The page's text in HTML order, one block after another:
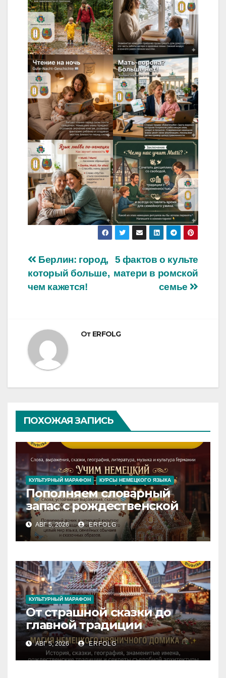
Навигация
по
5 фактов о культе
матери в ромской
семье
Берлин: город,
который больше,
чем кажется!
От ERFOLG
ПОХОЖАЯ ЗАПИСЬ
КУЛЬТУРНЫЙ МАРАФОН КУРСЫ НЕМЕЦКОГО ЯЗЫКА
Пополняем словарный
запас с рождественской
сказкой! Учим немецкий
вместе с Lebkuchenhaus
АВГ 5, 2026 ERFOLG
КУЛЬТУРНЫЙ МАРАФОН
От страшной сказки до
главной традиции
Рождества: секреты
немецкого пряничного
домика!
АВГ 5, 2026 ERFOLG